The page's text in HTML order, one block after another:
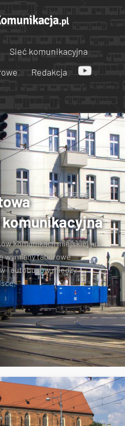
Sieć komunikacyjna
Redakcja
komunikacji miejskiej już
wymiany taborowe
i autobusów między